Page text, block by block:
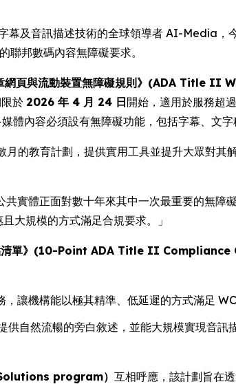
及音訊描述技術的全球領導者 AI-Media，
邦數碼內容無障礙要求。
章網頁與流動裝置無障礙規則》(ADA Title
於 2026 年 4 月 24 日開始，適用於服務超
體內容必須設有無障礙功能，包括字幕、文字
的教育計劃，提供實用工具並提升大眾對其
共實體正面對數十年來其中一次最重要的無障
大規模的方式滿足合規要求。」
點清單》(10-Point ADA Title II
讓機構能以極其精準、低延遲的方式滿足
供自然流暢的旁白敘述，並能大規模實現音
program） 互相呼應，該計劃旨在